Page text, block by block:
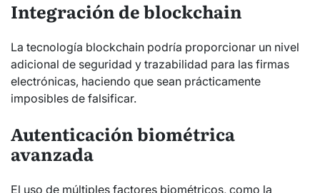
Integración de blockchain
La tecnología blockchain podría proporcionar un nivel
adicional de seguridad y trazabilidad para las firmas
electrónicas, haciendo que sean prácticamente
imposibles de falsificar.
Autenticación biométrica
avanzada
El uso de múltiples factores biométricos, como la